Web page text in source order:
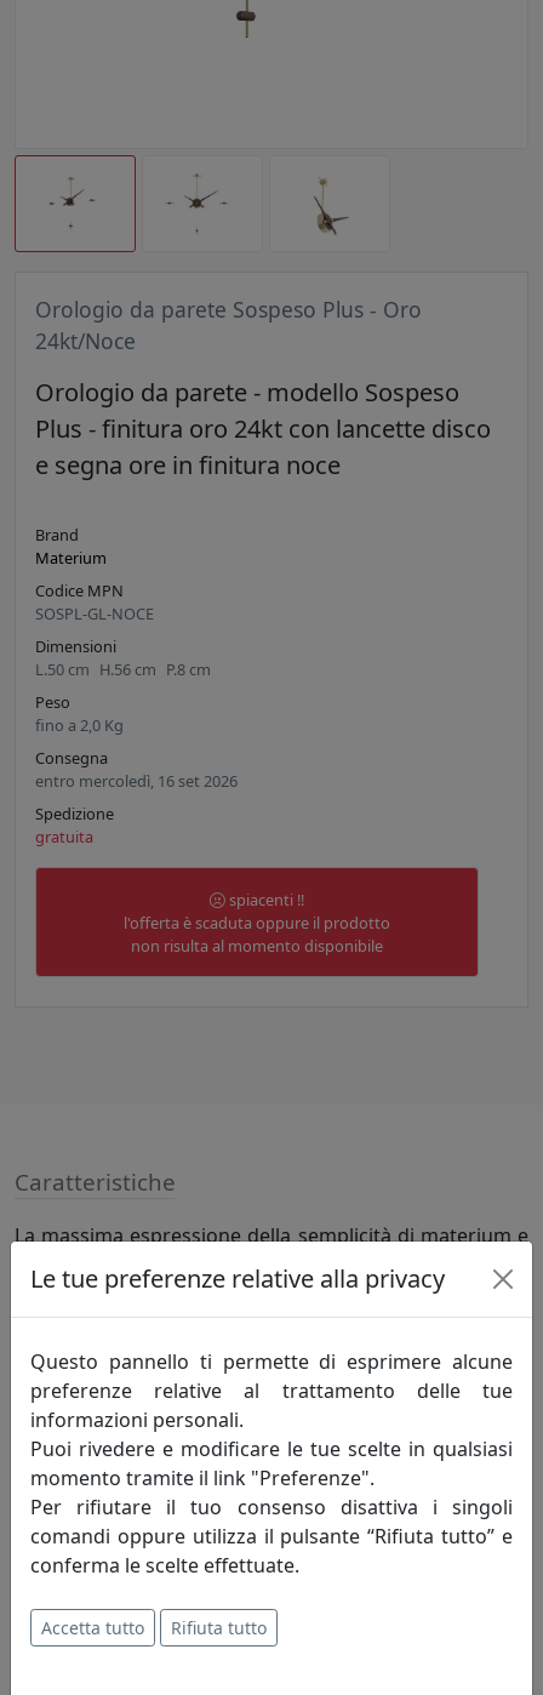
Orologio da parete Sospeso Plus - Oro
24kt/Noce
Orologio da parete - modello Sospeso
Plus - finitura oro 24kt con lancette disco
e segna ore in finitura noce
Brand
Materium
Codice MPN
SOSPL-GL-NOCE
Dimensioni
L.50 cm H.56 cm P.8 cm
Peso
fino a 2,0 Kg
Consegna
entro mercoledì, 16 set 2026
Spedizione
gratuita
spiacenti !!
l'offerta è scaduta oppure il prodotto
non risulta al momento disponibile
Caratteristiche
La massima espressione della semplicità di materium e
la qualità dei materiali utilizzati formano SOLITARIO, il
punto di partenza del progetto WALL WATCH.
Specifiche
Colore Oro 24kt/Noce, manifattura italiana e meccanica
tedesca
Informazioni sul brand
reinterpretare con stile ed eleganza
l'oggettistica e il completamento d'arredo
Le tue preferenze relative alla privacy
Questo pannello ti permette di esprimere alcune
preferenze relative al trattamento delle tue
informazioni personali.
Puoi rivedere e modificare le tue scelte in qualsiasi
momento tramite il link "Preferenze".
Per rifiutare il tuo consenso disattiva i singoli
comandi oppure utilizza il pulsante “Rifiuta tutto” e
conferma le scelte effettuate.
Accetta tutto Rifiuta tutto